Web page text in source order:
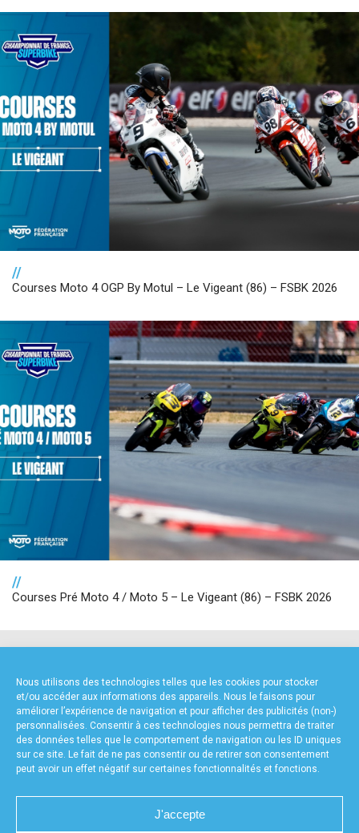
Nous utilisons des technologies telles que les cookies pour stocker
et/ou accéder aux informations des appareils. Nous le faisons pour
améliorer l’expérience de navigation et pour afficher des publicités (non-)
personnalisées. Consentir à ces technologies nous permettra de traiter
des données telles que le comportement de navigation ou les ID uniques
sur ce site. Le fait de ne pas consentir ou de retirer son consentement
peut avoir un effet négatif sur certaines fonctionnalités et fonctions.
J'accepte
//
Courses Moto 4 OGP By Motul – Le Vigeant (86) – FSBK 2026
//
Courses Pré Moto 4 / Moto 5 – Le Vigeant (86) – FSBK 2026